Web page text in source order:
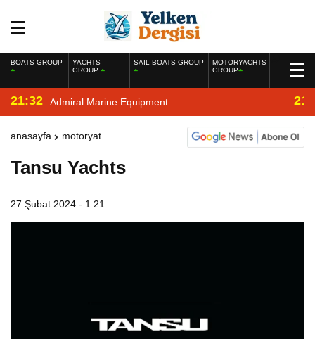
BOATS GROUP
YACHTS
GROUP
SAIL BOATS GROUP
MOTORYACHTS
GROUP
21:32 Admiral Marine Equipment
anasayfa motoryat
Tansu Yachts
27 Şubat 2024 - 1:21